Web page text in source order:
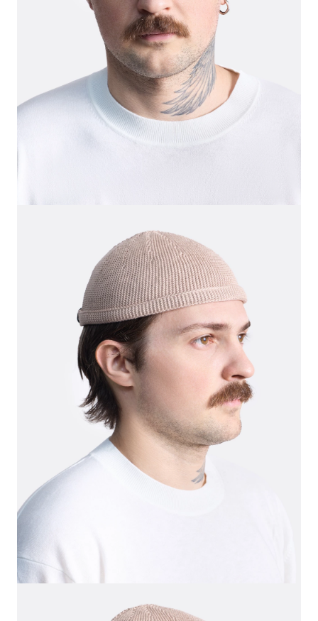
СВИТЕРА И КАРДИГАНЫ
СМОТРЕТЬ ВСЕ